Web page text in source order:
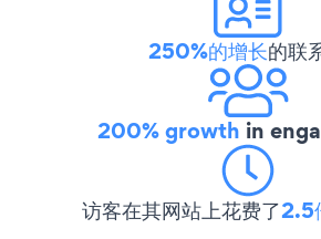
250%的增长的联
200% growth in
访客在其网站上花费了2.5